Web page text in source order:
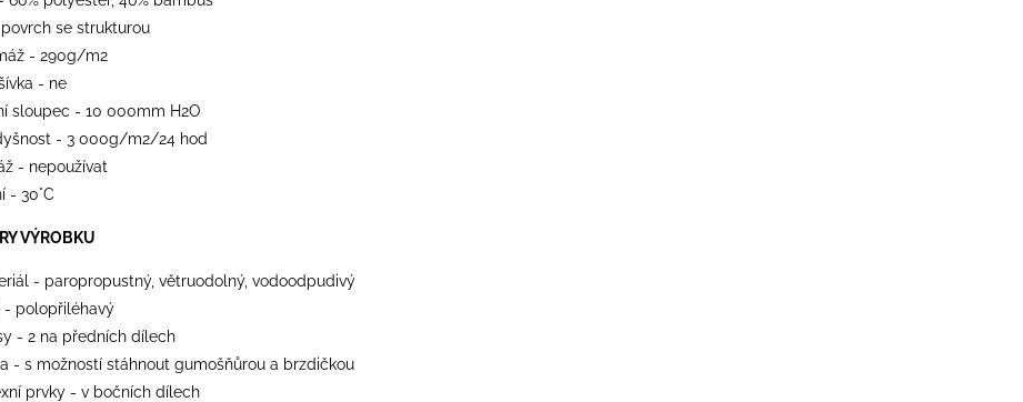
povrch se strukturou
- 290g/m2
- ne
sloupec - 10 000mm H2O
- 3 000g/m2/24 hod
- nepoužívat
- 30°C
VÝROBKU
- paropropustný, větruodolný, vodoodpudivý
- polopřiléhavý
- 2 na předních dílech
- s možností stáhnout gumošňůrou a brzdičkou
prvky - v bočních dílech